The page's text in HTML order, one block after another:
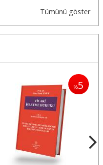
Tümünü göster
%5